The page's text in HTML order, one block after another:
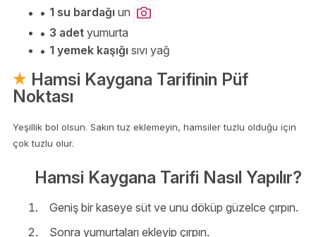
1 su bardağı un
3 adet yumurta
1 yemek kaşığı sıvı yağ
Hamsi Kaygana Tarifinin Püf
Noktası
Yeşillik bol olsun. Sakın tuz eklemeyin, hamsiler tuzlu olduğu için
çok tuzlu olur.
Hamsi Kaygana Tarifi Nasıl Yapılır?
Geniş bir kaseye süt ve unu döküp güzelce çırpın.
Sonra yumurtaları ekleyip çırpın.